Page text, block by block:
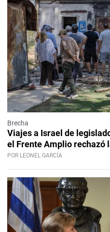
Brecha
Viajes a Israel de
el Frente Amplio rechazó
POR LEONEL GARCÍA